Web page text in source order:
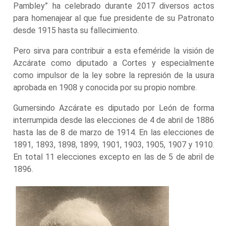
Pambley” ha celebrado durante 2017 diversos actos
para homenajear al que fue presidente de su Patronato
desde 1915 hasta su fallecimiento.
Pero sirva para contribuir a esta efeméride la visión de
Azcárate como diputado a Cortes y especialmente
como impulsor de la ley sobre la represión de la usura
aprobada en 1908 y conocida por su propio nombre.
Gumersindo Azcárate es diputado por León de forma
interrumpida desde las elecciones de 4 de abril de 1886
hasta las de 8 de marzo de 1914. En las elecciones de
1891, 1893, 1898, 1899, 1901, 1903, 1905, 1907 y 1910.
En total 11 elecciones excepto en las de 5 de abril de
1896.